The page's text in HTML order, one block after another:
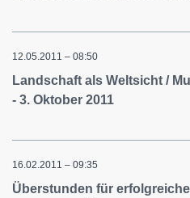
12.05.2011 – 08:50
Landschaft als Weltsicht /
- 3. Oktober 2011
16.02.2011 – 09:35
Überstunden für